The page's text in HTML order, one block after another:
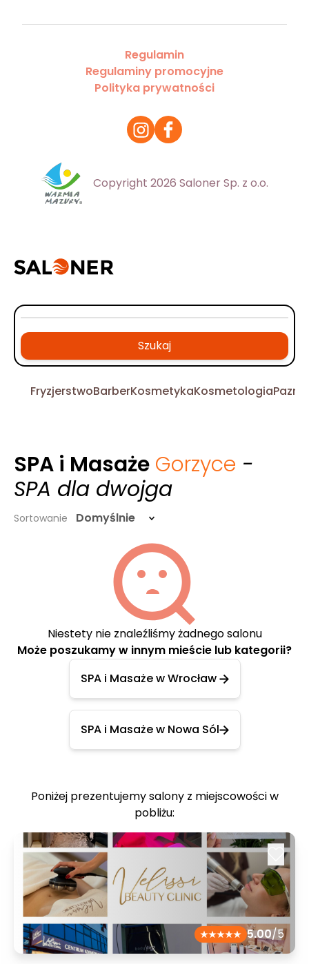
Regulamin
Regulaminy promocyjne
Polityka prywatności
Copyright 2026 Saloner Sp. z o.o.
Szukaj
FryzjerstwoBarberKosmetykaKosmetologia
SPA i Masaże Gorzyce -
SPA dla dwojga
Sortowanie Domyślnie
Niestety nie znaleźliśmy żadnego salonu
Może poszukamy w innym mieście lub kategorii?
SPA i Masaże w Wrocław
SPA i Masaże w Nowa Sól
Poniżej prezentujemy salony z miejscowości w
pobliżu:
5.00/5